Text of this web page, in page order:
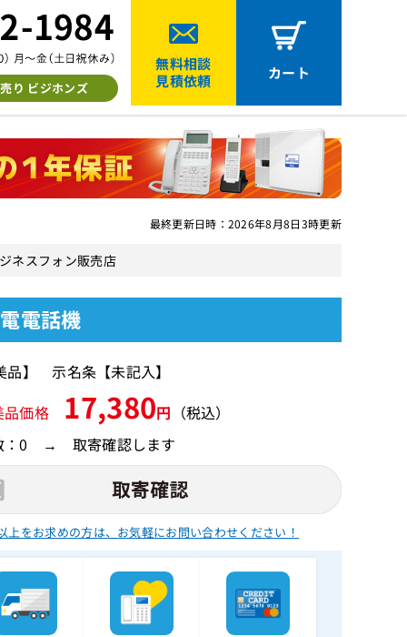
り ビジホンズ
無料相談
見積依頼
カート
最終更新日時：2026年8月8日3時更新
ネスフォン販売店
電話機
】 示名条【未記入】
品価格 17,380円 （税込）
：0 → 取寄確認します
上をお求めの方は、 お気軽にお問い合わせください！